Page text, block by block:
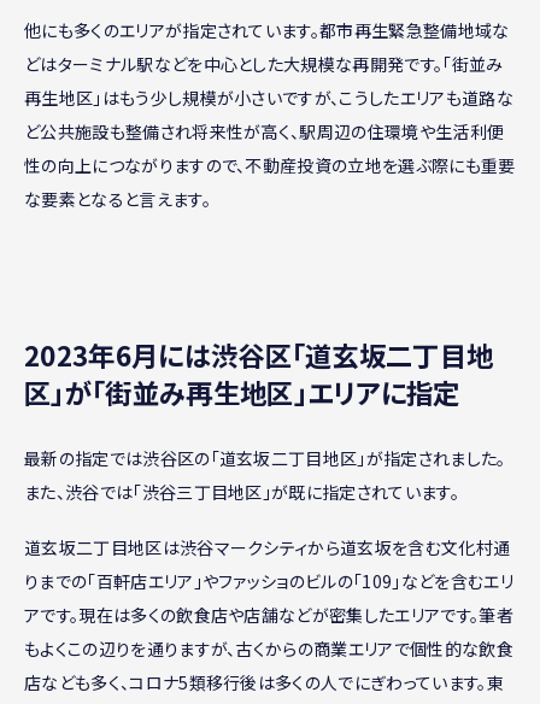
他にも多くのエリアが指定されています。都市再生緊急整備地域な
どはターミナル駅などを中心とした大規模な再開発です。「街並み
再生地区」はもう少し規模が小さいですが、こうしたエリアも道路な
ど公共施設も整備され将来性が高く、駅周辺の住環境や生活利便
性の向上につながりますので、不動産投資の立地を選ぶ際にも重要
な要素となると言えます。
2023年6月には渋谷区「道玄坂二丁目地
区」が「街並み再生地区」エリアに指定
最新の指定では渋谷区の「道玄坂二丁目地区」が指定されました。
また、渋谷では「渋谷三丁目地区」が既に指定されています。
道玄坂二丁目地区は渋谷マークシティから道玄坂を含む文化村通
りまでの「百軒店エリア」やファッショのビルの「109」などを含むエリ
アです。現在は多くの飲食店や店舗などが密集したエリアです。筆者
もよくこの辺りを通りますが、古くからの商業エリアで個性的な飲食
店なども多く、コロナ5類移行後は多くの人でにぎわっています。東